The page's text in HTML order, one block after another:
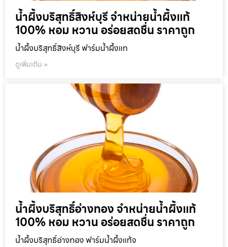
น้ำผึ้งบริสุทธิ์สิงห์บุรี จำหน่ายน้ำผึ้งแท้
100% หอม หวาน อร่อยสดชื่น ราคาถูก
น้ำผึ้งบริสุทธิ์สิงห์บุรี ฟาร์มน้ำผึ้งแท
ดูเพิ่มเติม »
น้ำผึ้งบริสุทธิ์อ่างทอง จำหน่ายน้ำผึ้งแท้
100% หอม หวาน อร่อยสดชื่น ราคาถูก
น้ำผึ้งบริสุทธิ์อ่างทอง ฟาร์มน้ำผึ้งแท้จ